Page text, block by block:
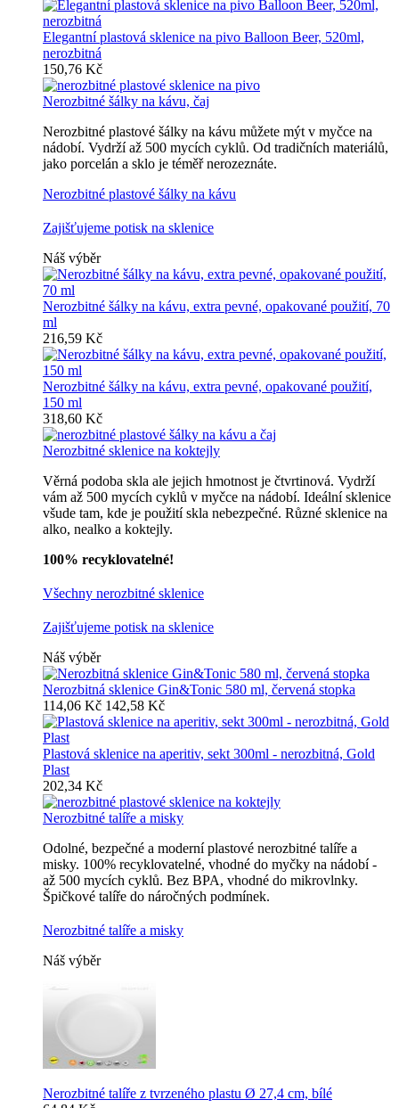
Elegantní plastová sklenice na pivo Balloon Beer, 520ml,
nerozbitná
150,76 Kč
Nerozbitné šálky na kávu, čaj
Nerozbitné plastové šálky na kávu můžete mýt v myčce na
nádobí. Vydrží až 500 mycích cyklů. Od tradičních materiálů,
jako porcelán a sklo je téměř nerozeznáte.
Nerozbitné plastové šálky na kávu
Zajišťujeme potisk na sklenice
Náš výběr
Nerozbitné šálky na kávu, extra pevné, opakované použití, 70
ml
216,59 Kč
Nerozbitné šálky na kávu, extra pevné, opakované použití,
150 ml
318,60 Kč
Nerozbitné sklenice na koktejly
Věrná podoba skla ale jejich hmotnost je čtvrtinová. Vydrží
vám až 500 mycích cyklů v myčce na nádobí. Ideální sklenice
všude tam, kde je použití skla nebezpečné. Různé sklenice na
alko, nealko a koktejly.
100% recyklovatelné!
Všechny nerozbitné sklenice
Zajišťujeme potisk na sklenice
Náš výběr
Nerozbitná sklenice Gin&Tonic 580 ml, červená stopka
114,06 Kč 142,58 Kč
Plastová sklenice na aperitiv, sekt 300ml - nerozbitná, Gold
Plast
202,34 Kč
Nerozbitné talíře a misky
Odolné, bezpečné a moderní plastové nerozbitné talíře a
misky. 100% recyklovatelné, vhodné do myčky na nádobí -
až 500 mycích cyklů. Bez BPA, vhodné do mikrovlnky.
Špičkové talíře do náročných podmínek.
Nerozbitné talíře a misky
Náš výběr
Nerozbitné talíře z tvrzeného plastu Ø 27,4 cm, bílé